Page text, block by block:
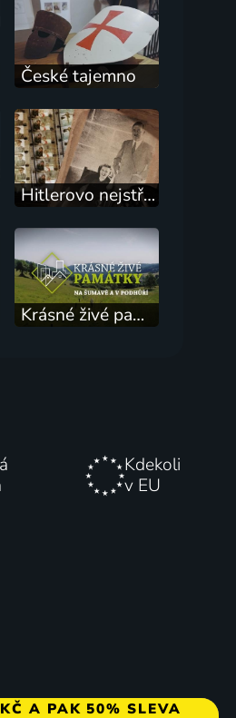
České tajemno
Hitlerovo nejstřeženější tajemství: Filmy Evy Braunové
Krásné živé památky
Kdekoli
v EU
A PAK 50% SLEVA